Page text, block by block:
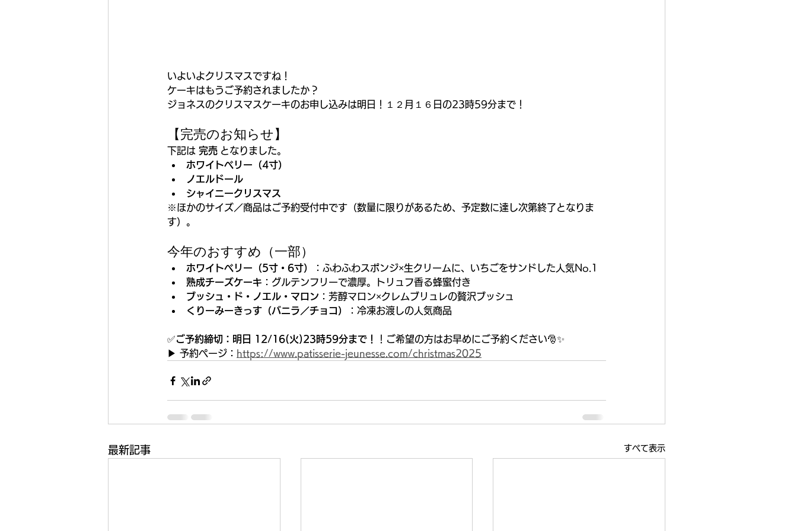
いよいよクリスマスですね！
ケーキはもうご予約されましたか？
ジョネスのクリスマスケーキのお申し込みは明日！１２月１６日の23時59分まで！
【完売のお知らせ】
下記は 完売 となりました。
ホワイトベリー（4寸）
ノエルドール
シャイニークリスマス
※ほかのサイズ／商品はご予約受付中です（数量に限りがあるため、予定数に達し次第終了となりま
す）。
今年のおすすめ（一部）
ホワイトベリー（5寸・6寸）
：ふわふわスポンジ×生クリームに、いちごをサンドした人気No.1
熟成チーズケーキ ：グルテンフリーで濃厚。トリュフ香る蜂蜜付き
ブッシュ・ド・ノエル・マロン ：芳醇マロン×クレムブリュレの贅沢ブッシュ
くりーみーきっす（バニラ／チョコ）
：冷凍お渡しの人気商品
✅ご予約締切：明日 12/16(火)23時59分まで！
！ご希望の方はお早めにご予約ください🎅✨
▶ 予約ページ： https://www.patisserie-jeunesse.com/christmas2025
最新記事 すべて表示